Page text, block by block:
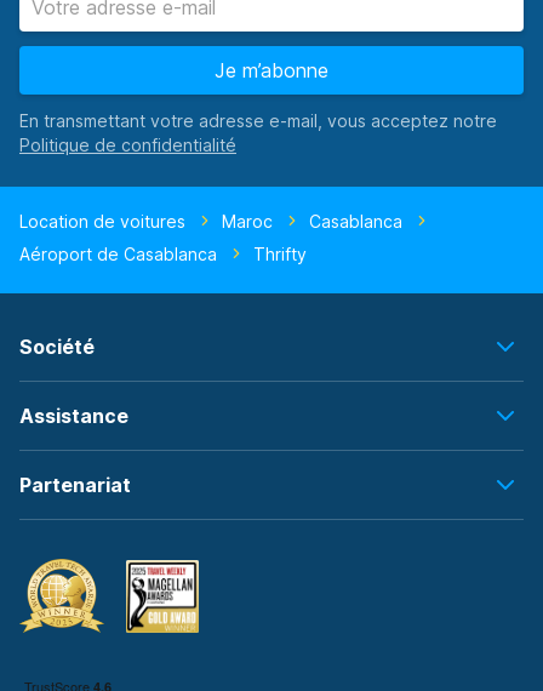
Je m’abonne
En transmettant votre adresse e-mail, vous acceptez notre
Location de voitures Maroc
Casablanca
Aéroport de Casablanca
Thrifty
Société
Assistance
Partenariat